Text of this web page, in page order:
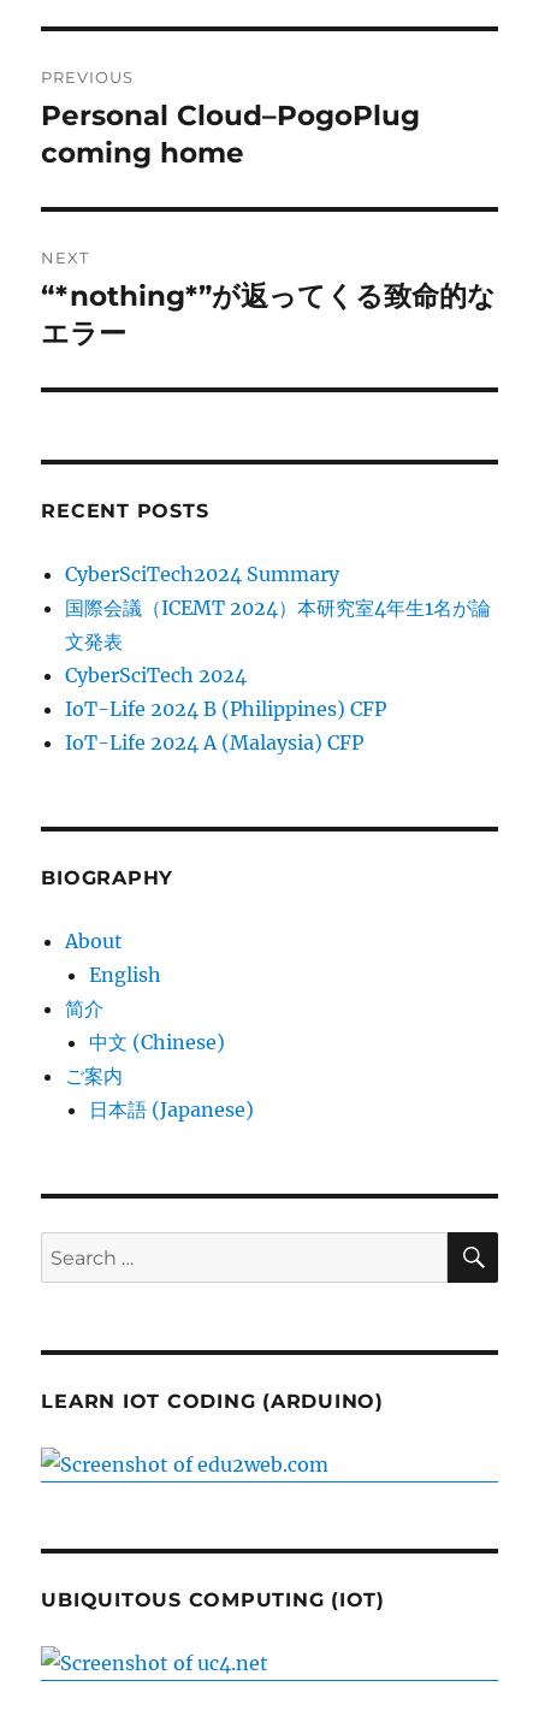
navigation
PREVIOUS
Previous
post:
Personal Cloud–PogoPlug
coming home
NEXT
Next
post:
“*nothing*”が返ってくる致命的な
エラー
RECENT POSTS
CyberSciTech2024 Summary
国際会議（ICEMT 2024）本研究室4年生1名が論
文発表
CyberSciTech 2024
IoT-Life 2024 B (Philippines) CFP
IoT-Life 2024 A (Malaysia) CFP
BIOGRAPHY
About
English
简介
中文 (Chinese)
ご案内
日本語 (Japanese)
Search
for:
LEARN IOT CODING (ARDUINO)
UBIQUITOUS COMPUTING (IOT)